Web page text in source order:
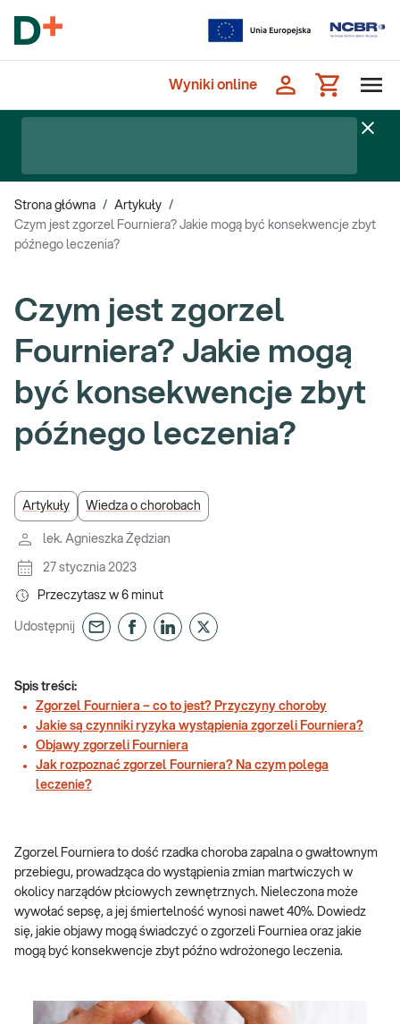
Wyniki online
Strona główna / Artykuły /
Czym jest zgorzel Fourniera? Jakie mogą być konsekwencje zbyt
późnego leczenia?
Czym jest zgorzel
Fourniera? Jakie mogą
być konsekwencje zbyt
późnego leczenia?
Artykuły Wiedza o chorobach
lek. Agnieszka Żędzian
27 stycznia 2023
Przeczytasz w 6 minut
Udostępnij
Spis treści:
Zgorzel Fourniera – co to jest? Przyczyny choroby
Jakie są czynniki ryzyka wystąpienia zgorzeli Fourniera?
Objawy zgorzeli Fourniera
Jak rozpoznać zgorzel Fourniera? Na czym polega
leczenie?
Zgorzel Fourniera to dość rzadka choroba zapalna o gwałtownym
przebiegu, prowadząca do wystąpienia zmian martwiczych w
okolicy narządów płciowych zewnętrznych. Nieleczona może
wywołać sepsę, a jej śmiertelność wynosi nawet 40%. Dowiedz
się, jakie objawy mogą świadczyć o zgorzeli Fourniea oraz jakie
mogą być konsekwencje zbyt późno wdrożonego leczenia.